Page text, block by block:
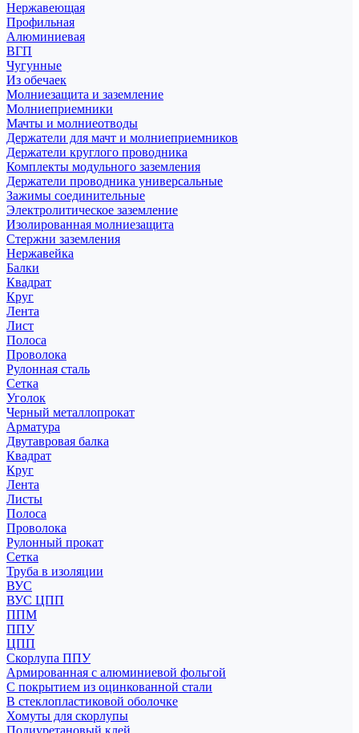
Нержавеющая
Профильная
Алюминиевая
ВГП
Чугунные
Из обечаек
Молниезащита и заземление
Молниеприемники
Мачты и молниеотводы
Держатели для мачт и молниеприемников
Держатели круглого проводника
Комплекты модульного заземления
Держатели проводника универсальные
Зажимы соединительные
Электролитическое заземление
Изолированная молниезащита
Стержни заземления
Нержавейка
Балки
Квадрат
Круг
Лента
Лист
Полоса
Проволока
Рулонная сталь
Сетка
Уголок
Черный металлопрокат
Арматура
Двутавровая балка
Квадрат
Круг
Лента
Листы
Полоса
Проволока
Рулонный прокат
Сетка
Труба в изоляции
ВУС
ВУС ЦПП
ППМ
ППУ
ЦПП
Скорлупа ППУ
Армированная с алюминиевой фольгой
С покрытием из оцинкованной стали
В стеклопластиковой оболочке
Хомуты для скорлупы
Полиуретановый клей